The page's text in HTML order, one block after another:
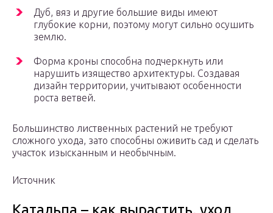
Дуб, вяз и другие большие виды имеют
глубокие корни, поэтому могут сильно осушить
землю.
Форма кроны способна подчеркнуть или
нарушить изящество архитектуры. Создавая
дизайн территории, учитывают особенности
роста ветвей.
Большинство лиственных растений не требуют
сложного ухода, зато способны оживить сад и сделать
участок изысканным и необычным.
Источник